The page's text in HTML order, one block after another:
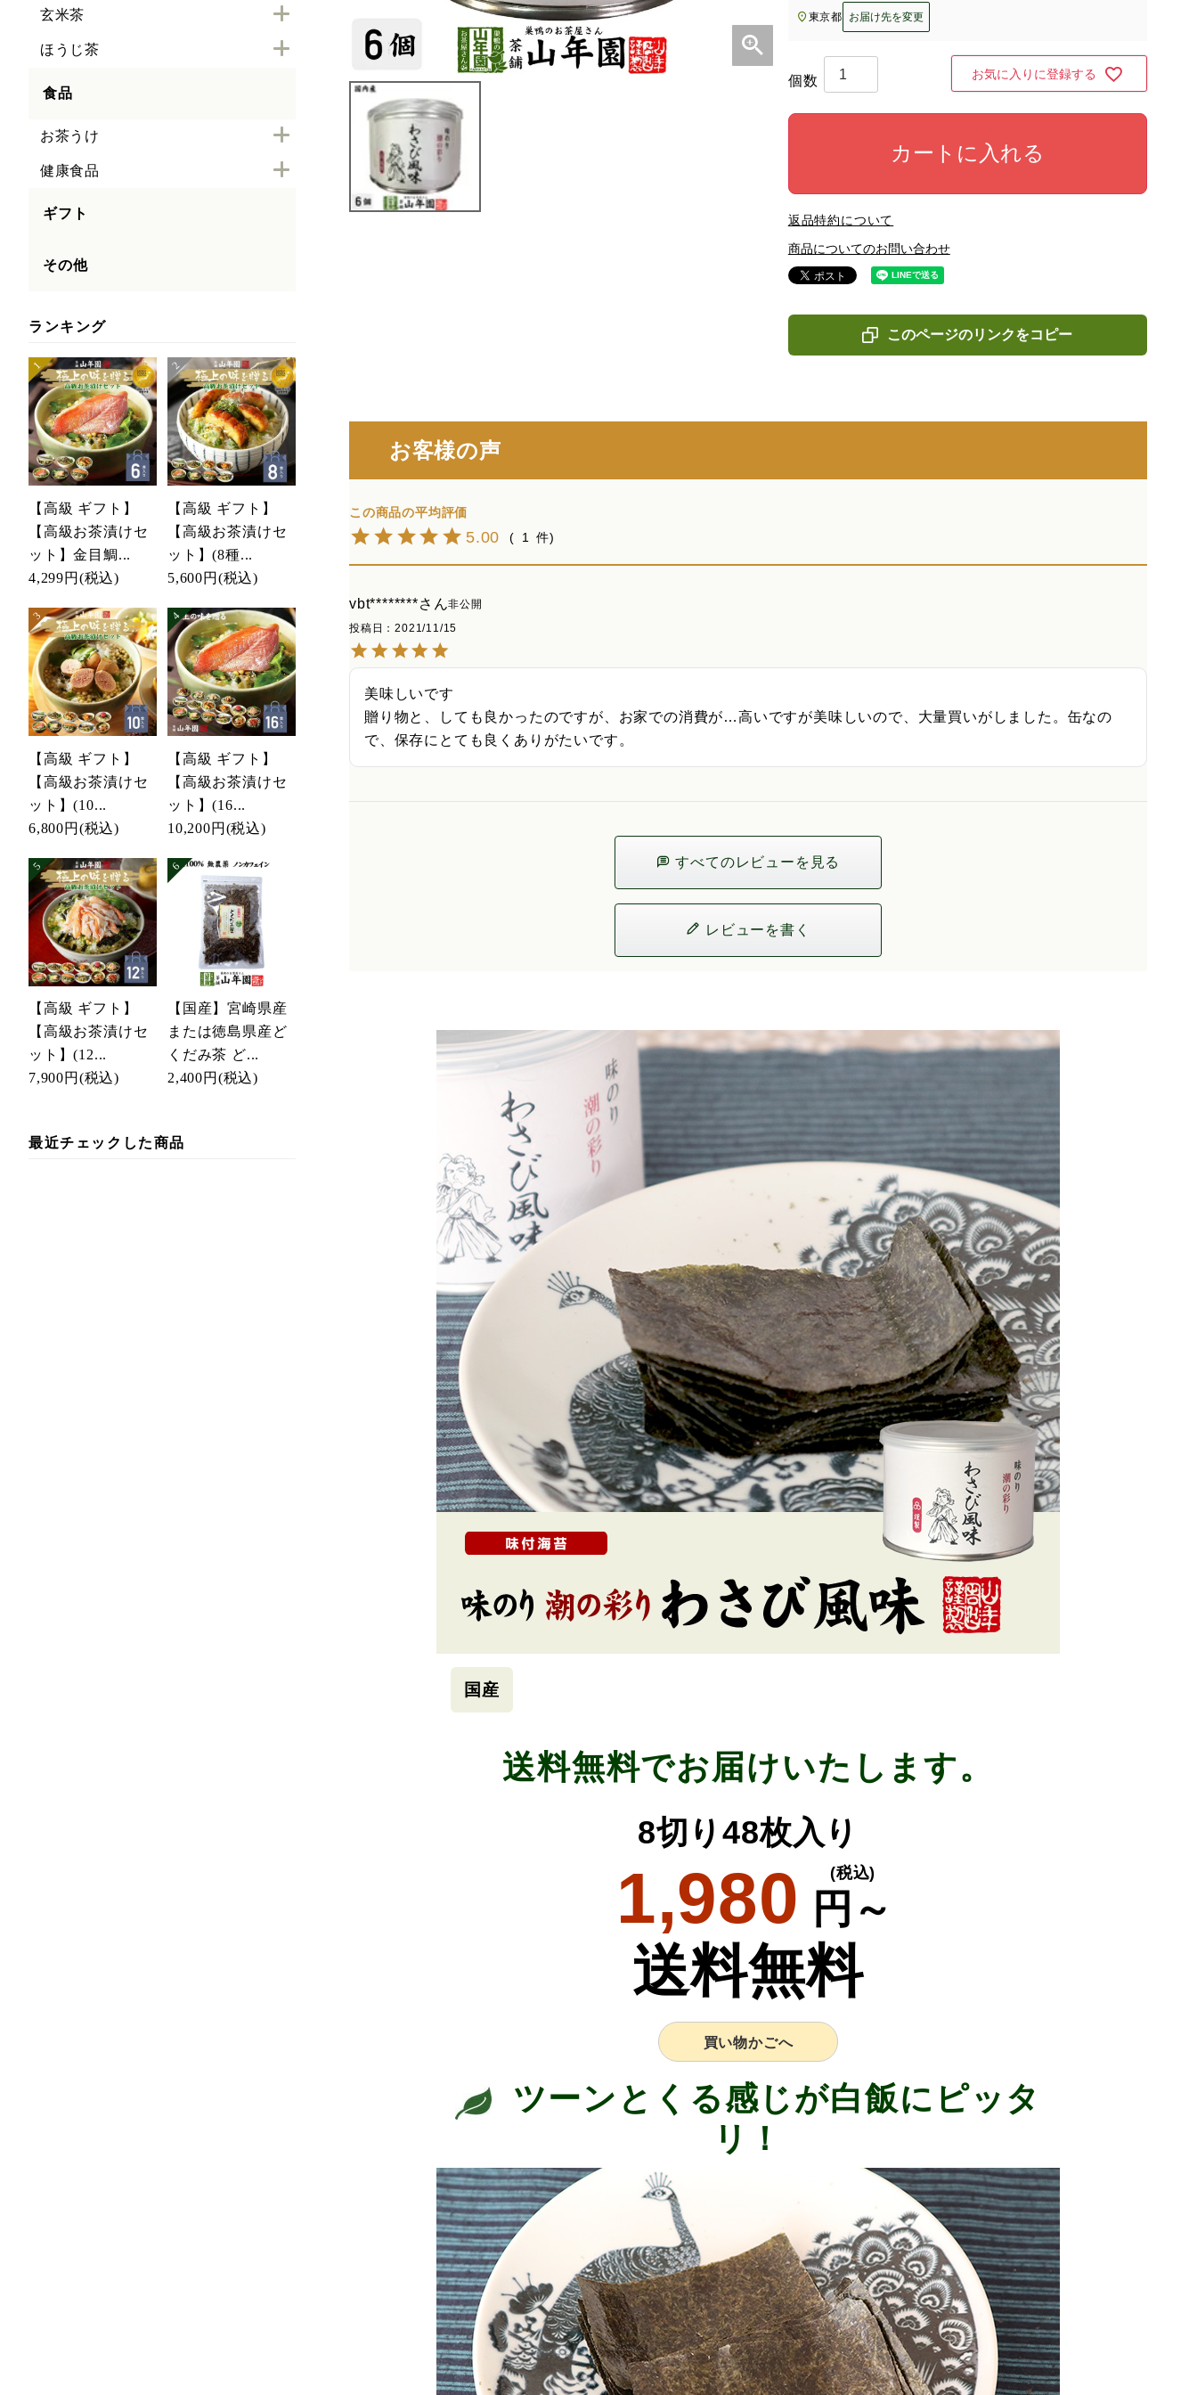
玄米茶
ほうじ茶
食品
お茶うけ
健康食品
ギフト
その他
ランキング
【高級 ギフト】
【高級お茶漬けセ
ット】金目鯛...
4,299円 (税込)
【高級 ギフト】
【高級お茶漬けセ
ット】(8種...
5,600円 (税込)
【高級 ギフト】
【高級お茶漬けセ
ット】(10...
6,800円 (税込)
【高級 ギフト】
【高級お茶漬けセ
ット】(16...
10,200円 (税込)
【高級 ギフト】
【高級お茶漬けセ
ット】(12...
7,900円 (税込)
【国産】宮崎県産
または徳島県産ど
くだみ茶 ど...
2,400円 (税込)
最近チェックした商品
東京都 お届け先を変更
お気に入りに登録する
カートに入れる
返品特約について
商品についてのお問い合わせ
このページのリンクをコピー
お客様の声
5.00 1
vbt********
非公開
投稿日
2021/11/15
美味しいです
贈り物と、しても良かったのですが、お家での消費が…高いですが美味しいので、大量買いがしました。缶なの
で、保存にとても良くありがたいです。
すべてのレビューを見る
レビューを書く
国産
送料無料でお届けいたします。
8切り48枚入り
1,980 円～
(税込)
送料無料
買い物かごへ
ツーンとくる感じが白飯にピッタ
リ！